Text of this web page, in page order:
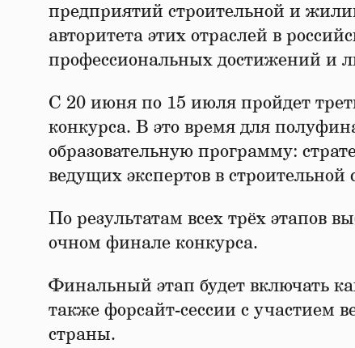
предприятий строительной и
авторитета этих отраслей в
профессиональных достижений и
С 20 июня по 15 июля пройдет
конкурса. В это время для
образовательную программу:
ведущих экспертов в строительной
По результатам всех трёх этапов
очном финале конкурса.
Финальный этап будет включать
также форсайт-сессии с участием
страны.